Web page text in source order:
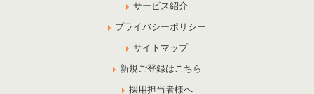
サービス紹介
プライバシーポリシー
サイトマップ
新規ご登録はこちら
採用担当者様へ